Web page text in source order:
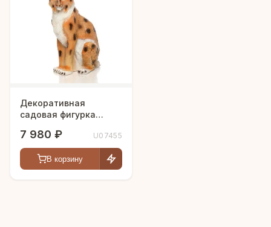
Декоративная
садовая фигурка
7 980 ₽ U07455
В корзину